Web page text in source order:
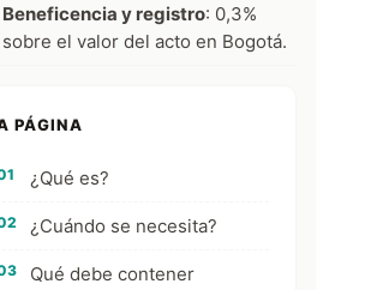
Beneficencia y registro: 0,3%
sobre el valor del acto en Bogotá.
PÁGINA
¿Qué es?
¿Cuándo se necesita?
Qué debe contener